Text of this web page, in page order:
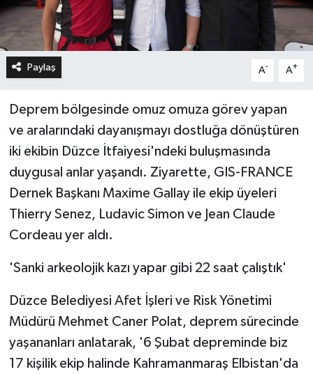
Paylaş A- A+
Deprem bölgesinde omuz omuza görev yapan
ve aralarındaki dayanışmayı dostluğa dönüştüren
iki ekibin Düzce İtfaiyesi'ndeki buluşmasında
duygusal anlar yaşandı. Ziyarette, GIS-FRANCE
Dernek Başkanı Maxime Gallay ile ekip üyeleri
Thierry Senez, Ludavic Simon ve Jean Claude
Cordeau yer aldı.
'Sanki arkeolojik kazı yapar gibi 22 saat çalıştık'
Düzce Belediyesi Afet İşleri ve Risk Yönetimi
Müdürü Mehmet Caner Polat, deprem sürecinde
yaşananları anlatarak, '6 Şubat depreminde biz
17 kişilik ekip halinde Kahramanmaraş Elbistan'da